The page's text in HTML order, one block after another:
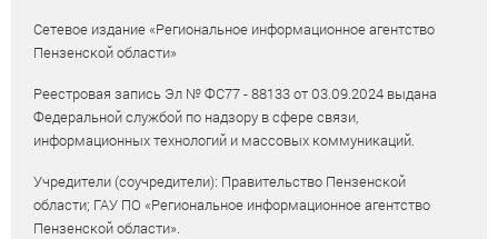
Сетевое издание «Региональное информационное агентство
Пензенской области»
Реестровая запись Эл № ФС77 - 88133 от 03.09.2024 выдана
Федеральной службой по надзору в сфере связи,
информационных технологий и массовых коммуникаций.
Учредители (соучредители): Правительство Пензенской
области; ГАУ ПО «Региональное информационное агентство
Пензенской области».